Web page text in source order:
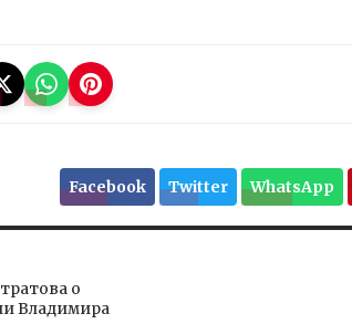
Facebook Twitter WhatsApp
о
Владимира